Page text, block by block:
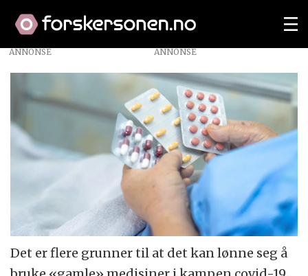
ANNONSE
Det er flere grunner til at det kan lønne seg å